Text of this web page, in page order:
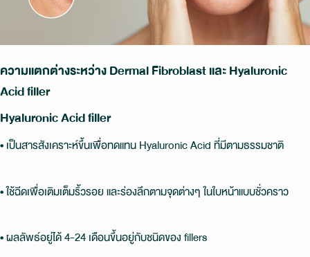
ความแตกต่างระหว่าง Dermal Fibroblast และ Hyaluronic
Acid filler
Hyaluronic Acid filler
• เป็นสารสังเคราะห์ขึ้นเพื่อทดแทน Hyaluronic Acid ที่มีตามธรรมชาติ
• ใช้ฉีดเพื่อเติมเต็มริ้วรอย และร่องลึกตามจุดต่างๆ ในใบหน้าแบบชั่วคราว
• ผลลัพธ์อยู่ได้ 4-24 เดือนขึ้นอยู่กับชนิดของ fillers